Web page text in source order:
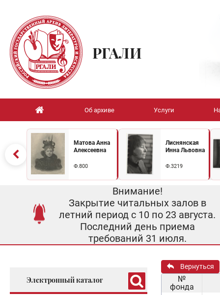
РГАЛИ
Об архиве Услуги
Матова Анна
Алексеевна
Ф.800
Лиснянская
Инна Львовна
Ф.3219
Внимание!
Закрытие читальных залов в
летний период с 10 по 23 августа.
Последний день приема
требований 31 июля.
Электронный каталог
Вернуться
№
фонда